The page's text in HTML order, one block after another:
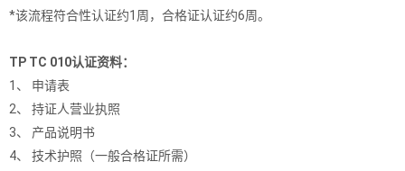
*该流程符合性认证约1周，合格证认证约6周。
TP TC 010认证资料：
1、
申请表
2、
持证人营业执照
3、
产品说明书
4、
技术护照（一般合格证所需）